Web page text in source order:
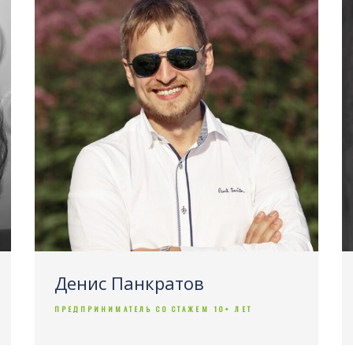
Денис Панкратов
ПРЕДПРИНИМАТЕЛЬ СО СТАЖЕМ 10+ ЛЕТ